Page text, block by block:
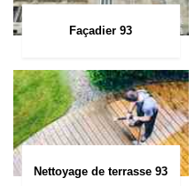
Façadier 93
Nettoyage de terrasse 93